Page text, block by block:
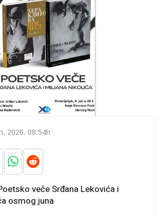
2026. 08:54h
veče Srđana Lekovića i
osmog juna